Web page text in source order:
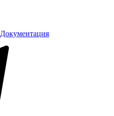
Документация